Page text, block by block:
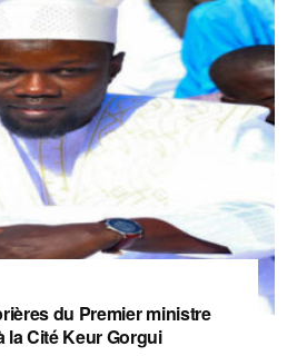
du Premier ministre
la Cité Keur Gorgui